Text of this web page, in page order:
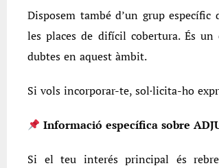
Disposem també d’un grup
les places de difícil cobertura. És
dubtes en aquest àmbit.
Si vols incorporar-te, sol·licita-ho
Informació específica sobre
Si el teu interés principal és